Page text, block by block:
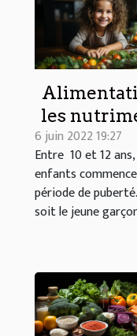
les
pour
enfant de 10
ans
6 juin 2022 19:27
Entre 10 et 12
enfants
période de
soit le jeune